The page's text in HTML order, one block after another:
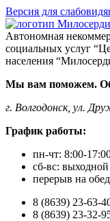
Версия для
Автономная
социальных услуг
населения
Мы вам поможем.
г. Волгодонск, ул.
График работы:
пн-чт: 8:00-
сб-вс: выходной
перерыв на
8 (8639) 23-63-
8 (8639) 23-32-